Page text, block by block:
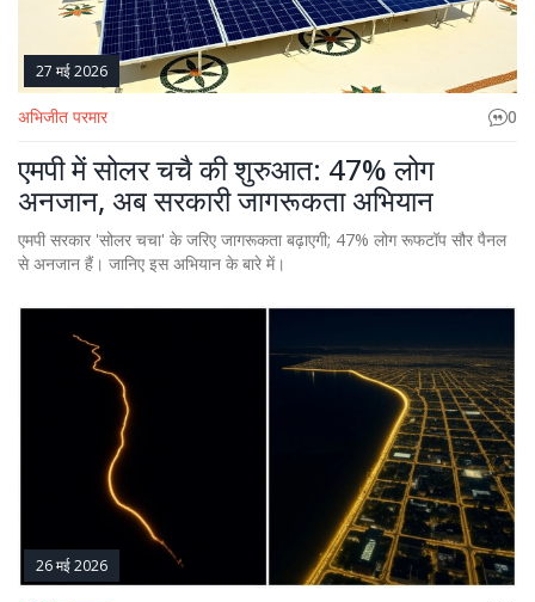
27 मई 2026
अभिजीत परमार 0
एमपी में सोलर चचै की शुरुआत: 47% लोग
अनजान, अब सरकारी जागरूकता अभियान
एमपी सरकार 'सोलर चचा' के जरिए जागरूकता बढ़ाएगी; 47% लोग रूफटॉप सौर पैनल
से अनजान हैं। जानिए इस अभियान के बारे में।
26 मई 2026